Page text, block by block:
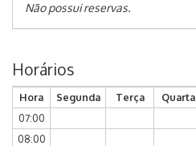
Não possui reservas.
Horários
Hora Segunda Terça Quarta
07:00
08:00